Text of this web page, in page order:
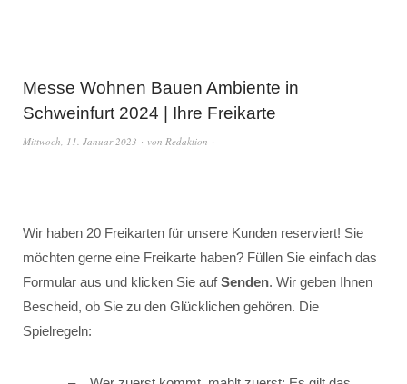
Messe Wohnen Bauen Ambiente in
Schweinfurt 2024 | Ihre Freikarte
Mittwoch, 11. Januar 2023 von Redaktion
Wir haben 20 Freikarten für unsere Kunden reserviert! Sie
möchten gerne eine Freikarte haben? Füllen Sie einfach das
Formular aus und klicken Sie aufSenden. Wir geben Ihnen
Bescheid, ob Sie zu den Glücklichen gehören. Die
Spielregeln: